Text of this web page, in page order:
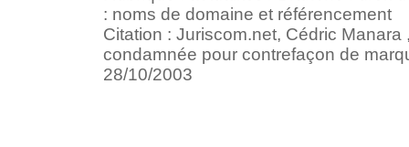
: noms de domaine et référencement
Citation : Juriscom.net, Cédric
condamnée pour contrefaçon de
28/10/2003